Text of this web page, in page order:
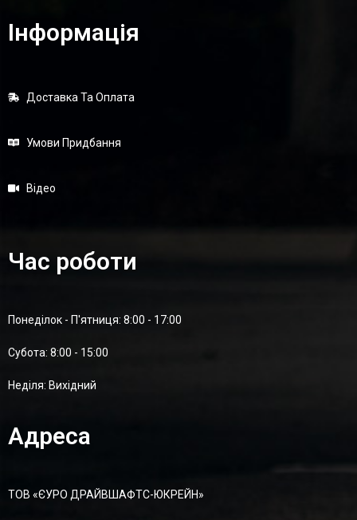
Інформація
Доставка Та Оплата
Умови Придбання
Відео
Час роботи
Понеділок - П'ятниця: 8:00 - 17:00
Суботa: 8:00 - 15:00
Неділя: Вихідний
Адреса
ТОВ «ЄУРО ДРАЙВШАФТC-ЮКРЕЙН»